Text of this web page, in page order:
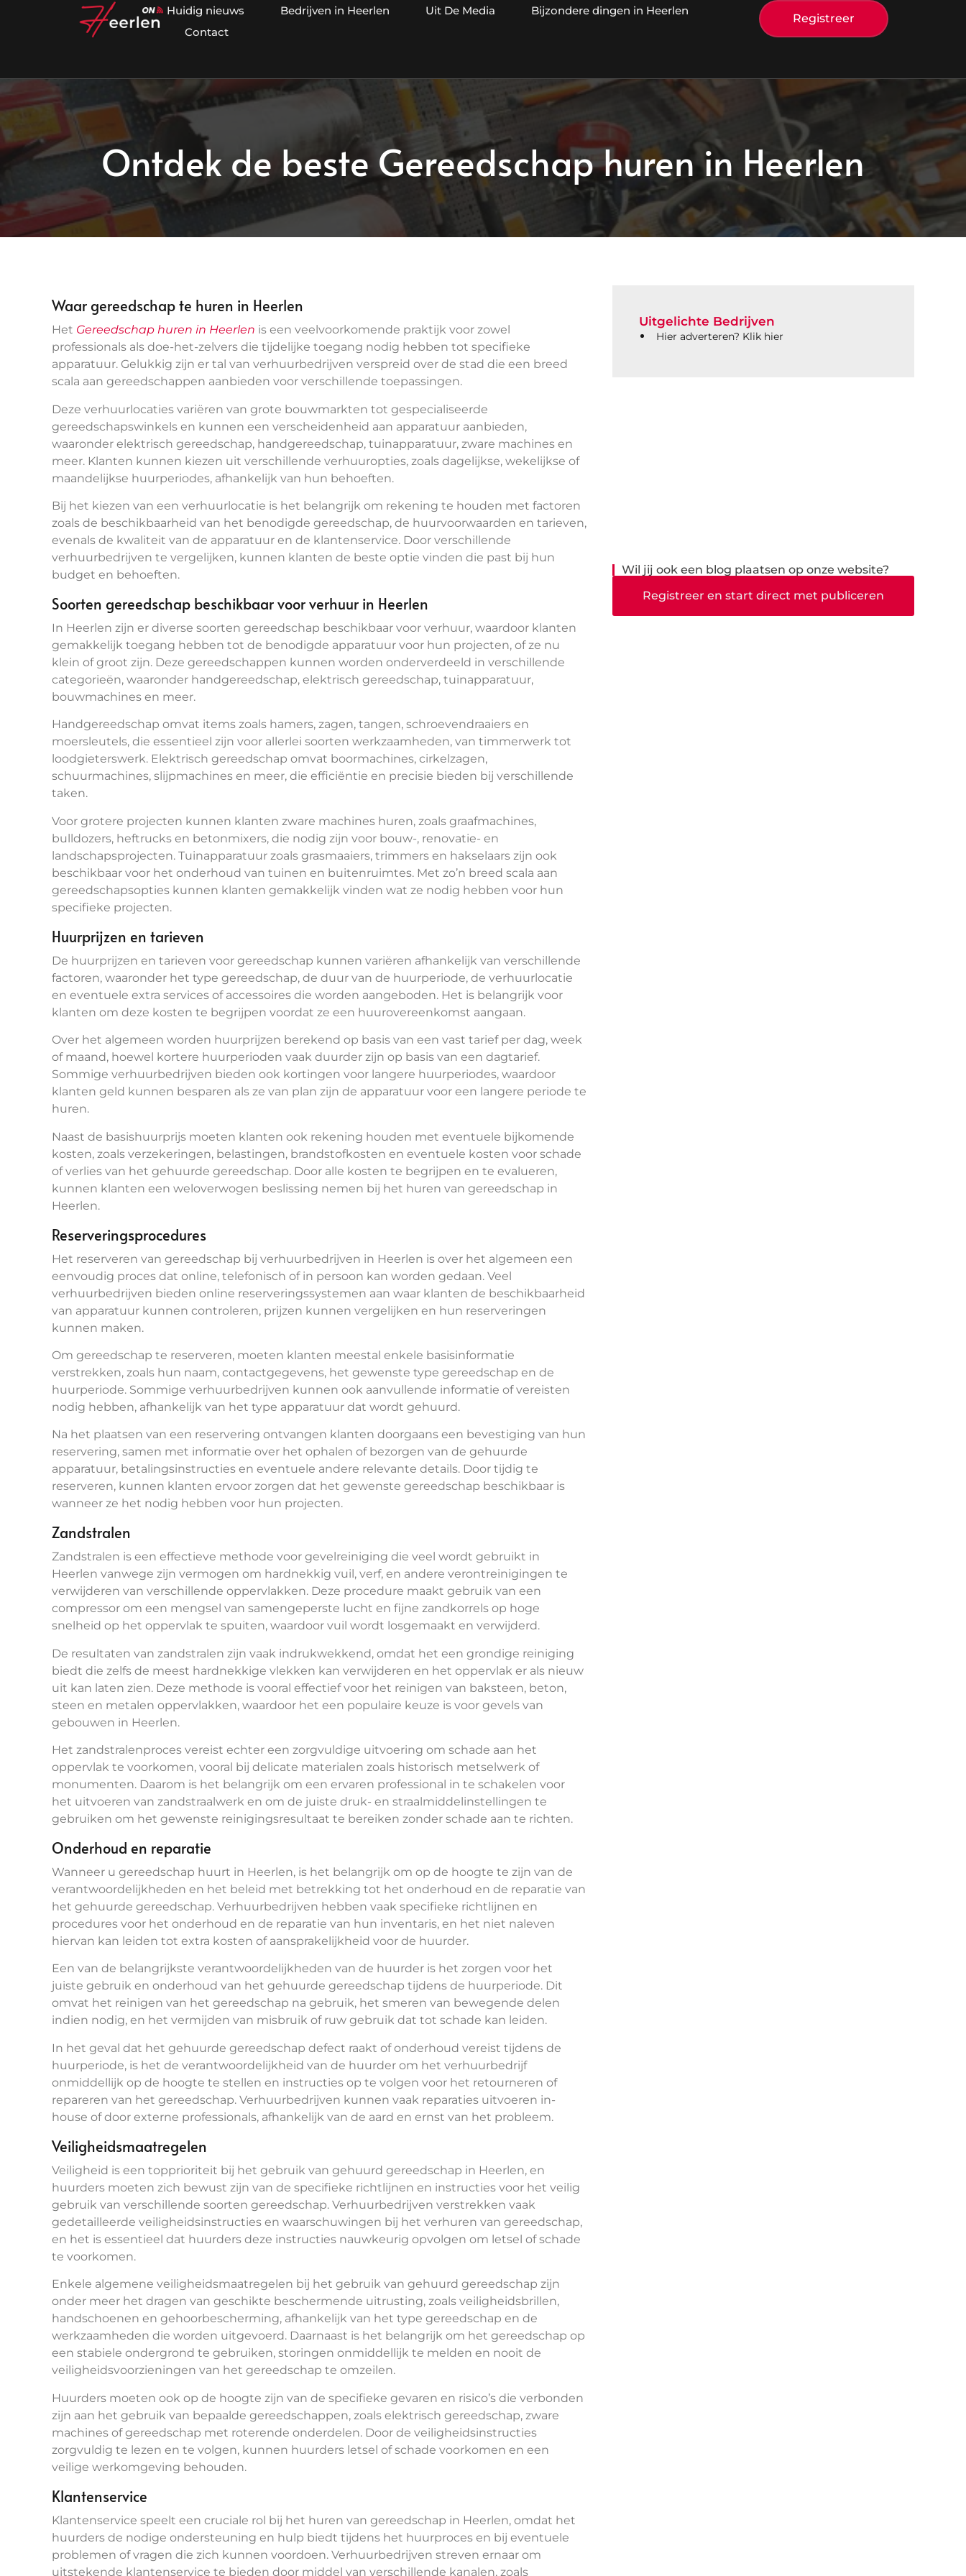
Huidig nieuws Bedrijven in Heerlen Uit De Media
Bijzondere dingen in Heerlen
Contact
Registreer
Ontdek de beste Gereedschap huren in Heerlen
Waar gereedschap te huren in Heerlen
Het Gereedschap huren in Heerlen is een veelvoorkomende praktijk voor zowel
professionals als doe-het-zelvers die tijdelijke toegang nodig hebben tot specifieke
apparatuur. Gelukkig zijn er tal van verhuurbedrijven verspreid over de stad die een breed
scala aan gereedschappen aanbieden voor verschillende toepassingen.
Deze verhuurlocaties variëren van grote bouwmarkten tot gespecialiseerde
gereedschapswinkels en kunnen een verscheidenheid aan apparatuur aanbieden,
waaronder elektrisch gereedschap, handgereedschap, tuinapparatuur, zware machines en
meer. Klanten kunnen kiezen uit verschillende verhuuropties, zoals dagelijkse, wekelijkse of
maandelijkse huurperiodes, afhankelijk van hun behoeften.
Bij het kiezen van een verhuurlocatie is het belangrijk om rekening te houden met factoren
zoals de beschikbaarheid van het benodigde gereedschap, de huurvoorwaarden en tarieven,
evenals de kwaliteit van de apparatuur en de klantenservice. Door verschillende
verhuurbedrijven te vergelijken, kunnen klanten de beste optie vinden die past bij hun
budget en behoeften.
Soorten gereedschap beschikbaar voor verhuur in Heerlen
In Heerlen zijn er diverse soorten gereedschap beschikbaar voor verhuur, waardoor klanten
gemakkelijk toegang hebben tot de benodigde apparatuur voor hun projecten, of ze nu
klein of groot zijn. Deze gereedschappen kunnen worden onderverdeeld in verschillende
categorieën, waaronder handgereedschap, elektrisch gereedschap, tuinapparatuur,
bouwmachines en meer.
Handgereedschap omvat items zoals hamers, zagen, tangen, schroevendraaiers en
moersleutels, die essentieel zijn voor allerlei soorten werkzaamheden, van timmerwerk tot
loodgieterswerk. Elektrisch gereedschap omvat boormachines, cirkelzagen,
schuurmachines, slijpmachines en meer, die efficiëntie en precisie bieden bij verschillende
taken.
Voor grotere projecten kunnen klanten zware machines huren, zoals graafmachines,
bulldozers, heftrucks en betonmixers, die nodig zijn voor bouw-, renovatie- en
landschapsprojecten. Tuinapparatuur zoals grasmaaiers, trimmers en hakselaars zijn ook
beschikbaar voor het onderhoud van tuinen en buitenruimtes. Met zo’n breed scala aan
gereedschapsopties kunnen klanten gemakkelijk vinden wat ze nodig hebben voor hun
specifieke projecten.
Huurprijzen en tarieven
De huurprijzen en tarieven voor gereedschap kunnen variëren afhankelijk van verschillende
factoren, waaronder het type gereedschap, de duur van de huurperiode, de verhuurlocatie
en eventuele extra services of accessoires die worden aangeboden. Het is belangrijk voor
klanten om deze kosten te begrijpen voordat ze een huurovereenkomst aangaan.
Over het algemeen worden huurprijzen berekend op basis van een vast tarief per dag, week
of maand, hoewel kortere huurperioden vaak duurder zijn op basis van een dagtarief.
Sommige verhuurbedrijven bieden ook kortingen voor langere huurperiodes, waardoor
klanten geld kunnen besparen als ze van plan zijn de apparatuur voor een langere periode te
huren.
Naast de basishuurprijs moeten klanten ook rekening houden met eventuele bijkomende
kosten, zoals verzekeringen, belastingen, brandstofkosten en eventuele kosten voor schade
of verlies van het gehuurde gereedschap. Door alle kosten te begrijpen en te evalueren,
kunnen klanten een weloverwogen beslissing nemen bij het huren van gereedschap in
Heerlen.
Reserveringsprocedures
Het reserveren van gereedschap bij verhuurbedrijven in Heerlen is over het algemeen een
eenvoudig proces dat online, telefonisch of in persoon kan worden gedaan. Veel
verhuurbedrijven bieden online reserveringssystemen aan waar klanten de beschikbaarheid
van apparatuur kunnen controleren, prijzen kunnen vergelijken en hun reserveringen
kunnen maken.
Om gereedschap te reserveren, moeten klanten meestal enkele basisinformatie
verstrekken, zoals hun naam, contactgegevens, het gewenste type gereedschap en de
huurperiode. Sommige verhuurbedrijven kunnen ook aanvullende informatie of vereisten
nodig hebben, afhankelijk van het type apparatuur dat wordt gehuurd.
Na het plaatsen van een reservering ontvangen klanten doorgaans een bevestiging van hun
reservering, samen met informatie over het ophalen of bezorgen van de gehuurde
apparatuur, betalingsinstructies en eventuele andere relevante details. Door tijdig te
reserveren, kunnen klanten ervoor zorgen dat het gewenste gereedschap beschikbaar is
wanneer ze het nodig hebben voor hun projecten.
Zandstralen
Zandstralen is een effectieve methode voor gevelreiniging die veel wordt gebruikt in
Heerlen vanwege zijn vermogen om hardnekkig vuil, verf, en andere verontreinigingen te
verwijderen van verschillende oppervlakken. Deze procedure maakt gebruik van een
compressor om een mengsel van samengeperste lucht en fijne zandkorrels op hoge
snelheid op het oppervlak te spuiten, waardoor vuil wordt losgemaakt en verwijderd.
De resultaten van zandstralen zijn vaak indrukwekkend, omdat het een grondige reiniging
biedt die zelfs de meest hardnekkige vlekken kan verwijderen en het oppervlak er als nieuw
uit kan laten zien. Deze methode is vooral effectief voor het reinigen van baksteen, beton,
steen en metalen oppervlakken, waardoor het een populaire keuze is voor gevels van
gebouwen in Heerlen.
Het zandstralenproces vereist echter een zorgvuldige uitvoering om schade aan het
oppervlak te voorkomen, vooral bij delicate materialen zoals historisch metselwerk of
monumenten. Daarom is het belangrijk om een ervaren professional in te schakelen voor
het uitvoeren van zandstraalwerk en om de juiste druk- en straalmiddelinstellingen te
gebruiken om het gewenste reinigingsresultaat te bereiken zonder schade aan te richten.
Onderhoud en reparatie
Wanneer u gereedschap huurt in Heerlen, is het belangrijk om op de hoogte te zijn van de
verantwoordelijkheden en het beleid met betrekking tot het onderhoud en de reparatie van
het gehuurde gereedschap. Verhuurbedrijven hebben vaak specifieke richtlijnen en
procedures voor het onderhoud en de reparatie van hun inventaris, en het niet naleven
hiervan kan leiden tot extra kosten of aansprakelijkheid voor de huurder.
Een van de belangrijkste verantwoordelijkheden van de huurder is het zorgen voor het
juiste gebruik en onderhoud van het gehuurde gereedschap tijdens de huurperiode. Dit
omvat het reinigen van het gereedschap na gebruik, het smeren van bewegende delen
indien nodig, en het vermijden van misbruik of ruw gebruik dat tot schade kan leiden.
In het geval dat het gehuurde gereedschap defect raakt of onderhoud vereist tijdens de
huurperiode, is het de verantwoordelijkheid van de huurder om het verhuurbedrijf
onmiddellijk op de hoogte te stellen en instructies op te volgen voor het retourneren of
repareren van het gereedschap. Verhuurbedrijven kunnen vaak reparaties uitvoeren in-
house of door externe professionals, afhankelijk van de aard en ernst van het probleem.
Veiligheidsmaatregelen
Veiligheid is een topprioriteit bij het gebruik van gehuurd gereedschap in Heerlen, en
huurders moeten zich bewust zijn van de specifieke richtlijnen en instructies voor het veilig
gebruik van verschillende soorten gereedschap. Verhuurbedrijven verstrekken vaak
gedetailleerde veiligheidsinstructies en waarschuwingen bij het verhuren van gereedschap,
en het is essentieel dat huurders deze instructies nauwkeurig opvolgen om letsel of schade
te voorkomen.
Enkele algemene veiligheidsmaatregelen bij het gebruik van gehuurd gereedschap zijn
onder meer het dragen van geschikte beschermende uitrusting, zoals veiligheidsbrillen,
handschoenen en gehoorbescherming, afhankelijk van het type gereedschap en de
werkzaamheden die worden uitgevoerd. Daarnaast is het belangrijk om het gereedschap op
een stabiele ondergrond te gebruiken, storingen onmiddellijk te melden en nooit de
veiligheidsvoorzieningen van het gereedschap te omzeilen.
Huurders moeten ook op de hoogte zijn van de specifieke gevaren en risico’s die verbonden
zijn aan het gebruik van bepaalde gereedschappen, zoals elektrisch gereedschap, zware
machines of gereedschap met roterende onderdelen. Door de veiligheidsinstructies
zorgvuldig te lezen en te volgen, kunnen huurders letsel of schade voorkomen en een
veilige werkomgeving behouden.
Klantenservice
Klantenservice speelt een cruciale rol bij het huren van gereedschap in Heerlen, omdat het
huurders de nodige ondersteuning en hulp biedt tijdens het huurproces en bij eventuele
problemen of vragen die zich kunnen voordoen. Verhuurbedrijven streven ernaar om
uitstekende klantenservice te bieden door middel van verschillende kanalen, zoals
Uitgelichte Bedrijven
Hier adverteren? Klik hier
Wil jij ook een blog plaatsen op onze website?
Registreer en start direct met publiceren